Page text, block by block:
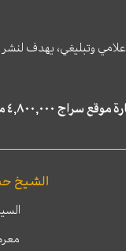
إعلامي وتبليغي، يهدف
أشهر الماضية، كما ظهر في نتائج البحث في محركات البحث٢٢,٢٩٠,٠٠٠ مرّة.
الشيخ